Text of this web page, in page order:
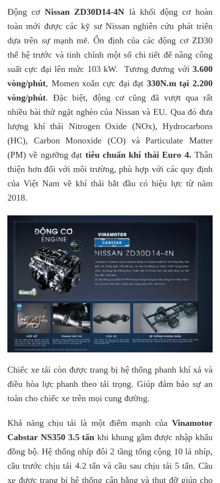
Động cơNissan ZD30D14-4N là khối động cơ hoàn
toàn mới được các kỹ sư Nissan nghiên cứu phát triển
dựa trên sự mạnh mẽ. Ổn định của các động cơ ZD30
thế hệ trước và tinh chỉnh một số chi tiết để nâng công
suất cực đại lên mức 103 kW. Tương đương với 3.600
vòng/phút, Momen xoắn cực đại đạt 330N.m tại 2.200
vòng/phút. Đặc biệt, động cơ cũng đã vượt qua rất
nhiều bài thử ngặt nghèo của Nissan và EU. Qua đó đưa
lượng khí thải Nitrogen Oxide (NOx), Hydrocarbons
(HC), Carbon Monoxide (CO) và Particulate Matter
(PM) về ngưỡng đạt tiêu chuẩn khí thải Euro 4.Thân
thiện hơn đối với môi trường, phù hợp với các quy định
của Việt Nam về khí thải bắt đầu có hiệu lực từ năm
2018.
Chiếc xe tải còn được trang bị hệ thống phanh khí xả và
điều hòa lực phanh theo tải trọng. Giúp đảm bảo sự an
toàn cho chiếc xe trên mọi cung đường.
Khả năng chịu tải là một điểm mạnh của Vinamotor
Cabstar NS350 3.5 tấn khi khung gầm được nhập khẩu
đồng bộ. Hệ thống nhíp đôi 2 tầng tổng cộng 10 lá nhíp,
cầu trước chịu tải 4.2 tấn và cầu sau chịu tải 5 tấn. Cầu
xe được trang bị hệ thống cân bằng và thụt đỡ giúp cho